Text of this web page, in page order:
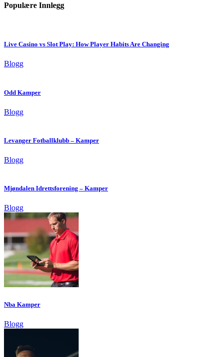
Populære Innlegg
Live Casino vs Slot Play: How Player Habits Are Changing
Blogg
Odd Kamper
Blogg
Levanger Fotballklubb – Kamper
Blogg
Mjøndalen Idrettsforening – Kamper
Blogg
Nba Kamper
Blogg